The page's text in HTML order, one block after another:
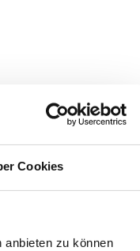
Cookies
anbieten zu können